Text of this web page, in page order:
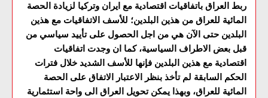
ربط العراق باتفاقيات اقتصادية مع ايران وتركيا لزيادة الحصة
المائية للعراق من هذين البلدين؛ للأسف الاتفاقيات مع هذين
البلدين حتى الآن هي من اجل الحصول على تأييد سياسي من
قبل بعض الاطراف السياسية، كما ان وجدت اتفاقيات
اقتصادية مع هذين البلدين فإنها للأسف الشديد خلال فترات
الحكم السابقة لم تأخذ بنظر الاعتبار الاتفاق على الحصة
المائية للعراق، وبهذا يمكن تحويل العراق الى واحة استثمارية